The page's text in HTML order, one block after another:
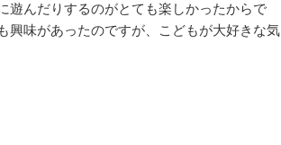
遊んだりするのがとても楽しかったからで
興味があったのですが、こどもが大好きな気